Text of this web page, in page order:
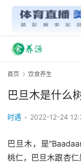
首页 饮食养生
巴旦木是什么
时遇 • 2022-12-24
巴旦木，是
桃仁，巴旦木跟杏仁